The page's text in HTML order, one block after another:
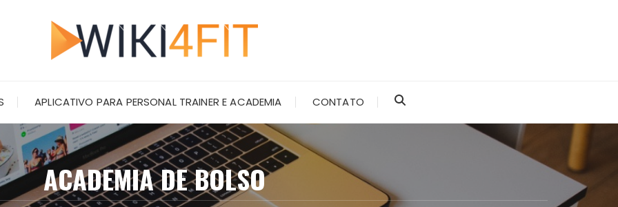
APLICATIVO PARA PERSONAL TRAINER E ACADEMIA CONTATO
ACADEMIA DE BOLSO